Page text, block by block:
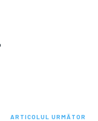
ARTICOLUL URMĂTOR